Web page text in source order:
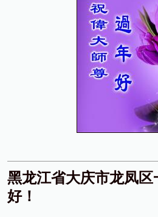
黑龙江省大庆市龙凤
好！